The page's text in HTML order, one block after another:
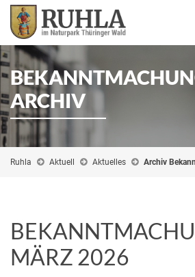
ARCHIV
Ruhla Aktuell Aktuelles Archiv
MÄRZ 2026